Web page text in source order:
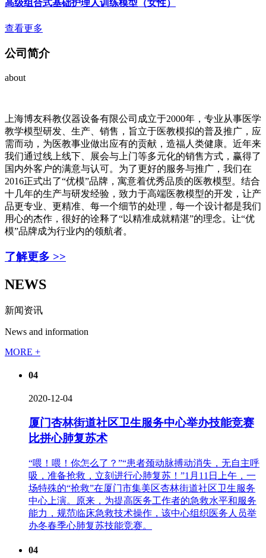
高级组合式基础护理人训练模型（女性）
查看更多
公司简介
about
上海博友科教仪器设备有限公司成立于2000年，专业从事医学
教学模型研发、生产、销售，旨立于医教模拟的普及推广，应
需而动，为医教事业做出应有的贡献，造福人类健康。近年来
我们通过线上线下、展会与上门等多元化的销售方式，赢得了
国内外客户的满意与认可。为了更好的服务与推广，我们在
2016正式出了“优模”品牌，寓意着优秀品质的医教模型。结合
十几年的生产与研发经验，致力于高端医教模型的开发，让产
品更专业、更精准、每一个细节的处理，每一个设计都是我们
用心的杰作，很好的诠释了“以精准成就精湛”的理念。让“优
模”品牌成为行业内的领航者。
了解更多 >>
NEWS
新闻资讯
News and information
MORE +
04
2020-12-04
厦门杏林街道社区卫生服务中心举办技能竞赛
比拼心肺复苏术
“喂！喂！你怎么了？”“患者颈动脉搏动消失，无自主呼
吸，准备抢救，立刻进行心肺复苏！”1月11日上午，一
场特殊的“抢救”在厦门市集美区杏林街道社区卫生服务
中心上演。原来，为提高医务工作者的急救水平和服务
能力，规范临床急救技术操作，该中心组织医务人员举
办冬春季心肺复苏技能竞赛。
04